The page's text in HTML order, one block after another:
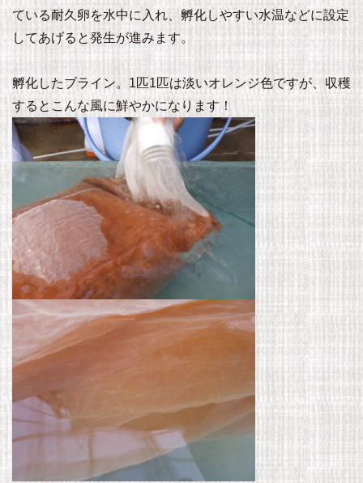
ている耐久卵を水中に入れ、孵化しやすい水温などに設定
してあげると発生が進みます。
孵化したブライン。1匹1匹は淡いオレンジ色ですが、収穫
するとこんな風に鮮やかになります！